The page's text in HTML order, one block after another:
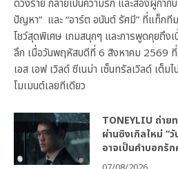
ดวงร้าย กลายเป็นความรัก และสองผู้กำกั
ปัญหา” และ “อาร์ต อนันต์ รัศมี” ที่แท็กที
โชว์สุดพิเศษ เกมสนุกๆ และการพูดคุยถึง
ลึก เมื่อวันพฤหัสบดีที่ 6 สิงหาคม 2569
เอส เอฟ เวิลด์ ซีเนม่า เซ็นทรัลเวิลด์ เต็
โมเมนต์เลยทีเดียว
TONEYLIU ถ่าย
ผ่านซิงเกิลใหม่ “
อาจเป็นคำบอกรั